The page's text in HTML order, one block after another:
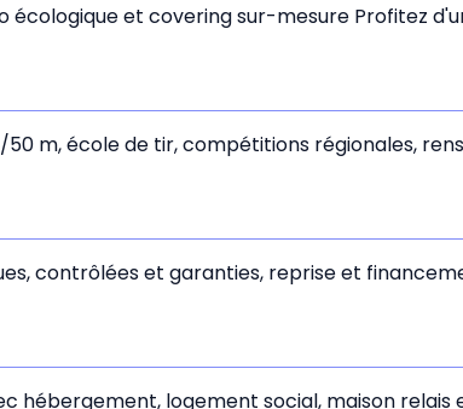
et covering sur-mesure Profitez
m, école de tir, compétitions régionales,
contrôlées et garanties, reprise et
hébergement, logement social, maison relais